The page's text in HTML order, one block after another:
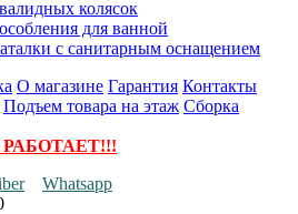
колясок
для ванной
с санитарным оснащением
О магазине Гарантия Контакты
Подъем товара на этаж Сборка
Whatsapp